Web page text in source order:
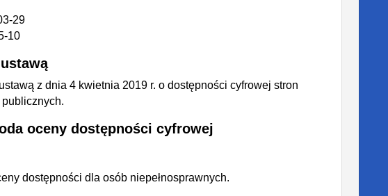
29
10
z dnia 4 kwietnia 2019 r. o dostępności cyfrowej stron
oceny dostępności cyfrowej
dostępności dla osób niepełnosprawnych.